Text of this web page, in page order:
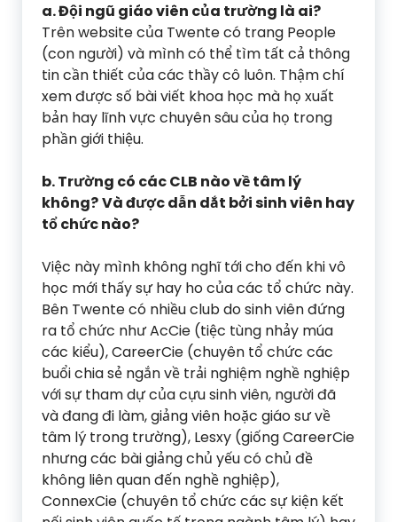
a. Đội ngũ giáo viên của trường là ai?
Trên website của Twente có trang People
(con người) và mình có thể tìm tất cả thông
tin cần thiết của các thầy cô luôn. Thậm chí
xem được số bài viết khoa học mà họ xuất
bản hay lĩnh vực chuyên sâu của họ trong
phần giới thiệu.
b. Trường có các CLB nào về tâm lý
không?Và được dẫn dắt bởi sinh viên hay
tổ chức nào?
Việc này mình không nghĩ tới cho đến khi vô
học mới thấy sự hay ho của các tổ chức này.
Bên Twente có nhiều club do sinh viên đứng
ra tổ chức như AcCie (tiệc tùng nhảy múa
các kiểu), CareerCie (chuyên tổ chức các
buổi chia sẻ ngắn về trải nghiệm nghề nghiệp
với sự tham dự của cựu sinh viên, người đã
và đang đi làm, giảng viên hoặc giáo sư về
tâm lý trong trường), Lesxy (giống CareerCie
nhưng các bài giảng chủ yếu có chủ đề
không liên quan đến nghề nghiệp),
ConnexCie (chuyên tổ chức các sự kiện kết